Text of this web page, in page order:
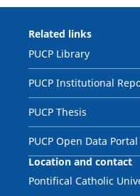
Related links
PUCP Library
PUCP Institutional
PUCP Thesis
PUCP Open Data Portal
Location and contact
Pontifical Catholic